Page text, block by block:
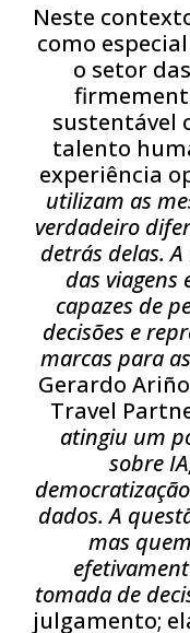
Neste
como
o setor
sustentável
talento
experiência
utilizam as
verdadeiro
detrás delas.
das viagens
capazes de
decisões e
marcas para
Gerardo
Travel
atingiu um
sobre
dados. A
mas
tomada de
julgamento;